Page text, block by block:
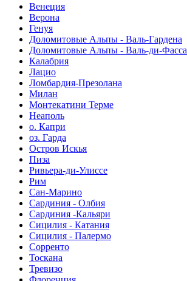
Венеция
Верона
Генуя
Доломитовые Альпы - Валь-Гардена
Доломитовые Альпы - Валь-ди-Фасса
Калабрия
Лацио
Ломбардия-Презолана
Милан
Монтекатини Терме
Неаполь
о. Капри
оз. Гарда
Остров Искья
Пиза
Ривьера-ди-Улиссе
Рим
Сан-Марино
Сардиния - Олбия
Сардиния -Кальяри
Сицилия - Катания
Сицилия - Палермо
Сорренто
Тоскана
Тревизо